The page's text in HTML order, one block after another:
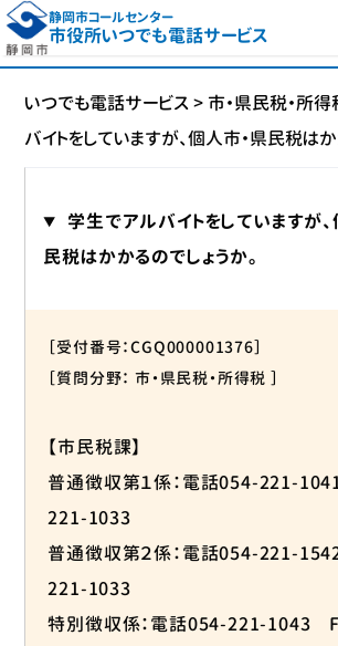
静岡市コールセンター
市役所いつでも電話サービス
いつでも電話サービス> 市・県民税・所得
バイトをしていますが、個人市・県民税はか
学生でアルバイトをしていますが、
民税はかかるのでしょうか。
［受付番号：CGQ000001376］
［質問分野： 市・県民税・所得税 ］
【市民税課】
普通徴収第１係：電話054-221-
221-1033
普通徴収第２係：電話054-221-
221-1033
特別徴収係：電話054-221-1043